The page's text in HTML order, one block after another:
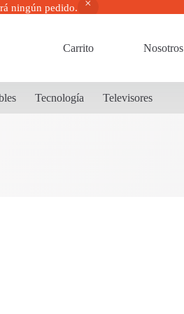
ningún pedido.
Carrito Nosotros
Tecnología Televisores